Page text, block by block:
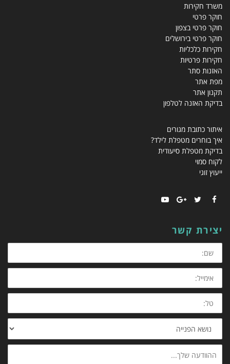
משרד חקירות
חוקר פרטי
חוקר פרטי בצפון
חוקר פרטי בירושלים
חקירות כלכליות
חקירות פרטיות
האזנות סתר
מפת אתר
תקנון אתר
בדיקת האזנה לטלפון
איתור כתובת מגורים
איך בוחרים מטפלת לילד?
בדיקת מטפלת סיעודית
לקוח סמוי
ייעוץ זוגי
יצירת קשר